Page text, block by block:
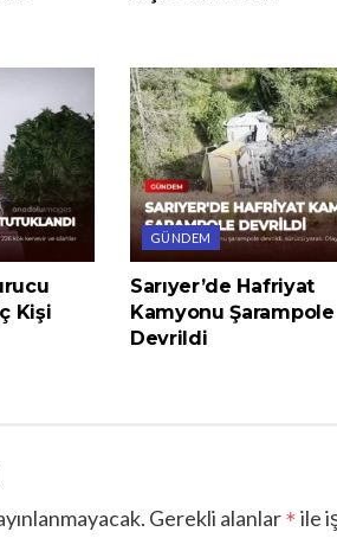
Kişi
GÜNDEM
Sarıyer’de Hafriyat
Kamyonu Şarampole
Devrildi
Gerekli alanlar * ile